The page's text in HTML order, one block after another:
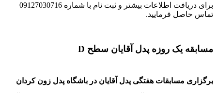
برای دریافت اطلاعات بیشتر و ثبت نام با شماره 09127030716
تماس حاصل فرمایید.
مسابقه یک روزه پدل آقایان سطح D
برگزاری مسابقات هفتگی پدل آقایان در باشگاه پدل زون کردان